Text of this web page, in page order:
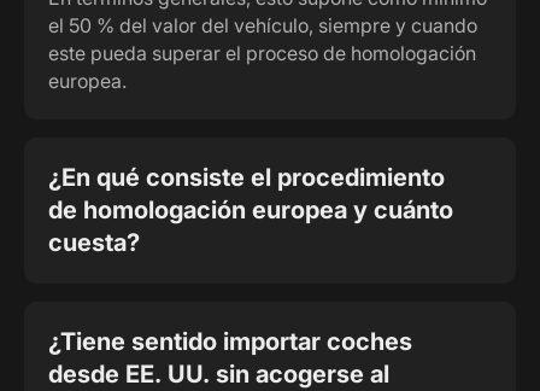
el 50 % del valor del vehículo, siempre y cuando
este pueda superar el proceso de homologación
europea.
¿En qué consiste el procedimiento
de homologación europea y cuánto
cuesta?
¿Tiene sentido importar coches
desde EE. UU. sin acogerse al